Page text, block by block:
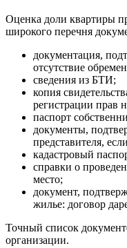
Оценка доли квартиры
широкого перечня
документация,
отсутствие
сведения из БТИ;
копия
регистрации прав
паспорт
документы,
представителя,
кадастровый
справки о
место;
документ,
жилье: договор
Точный список
организации.